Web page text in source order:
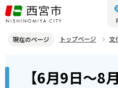
こ
の
ジ
現在のページ トップページ
文
西宮市立郷土資料館 展示
【6月9日～8